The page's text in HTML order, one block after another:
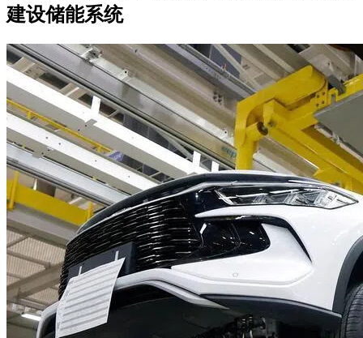
建设储能系统